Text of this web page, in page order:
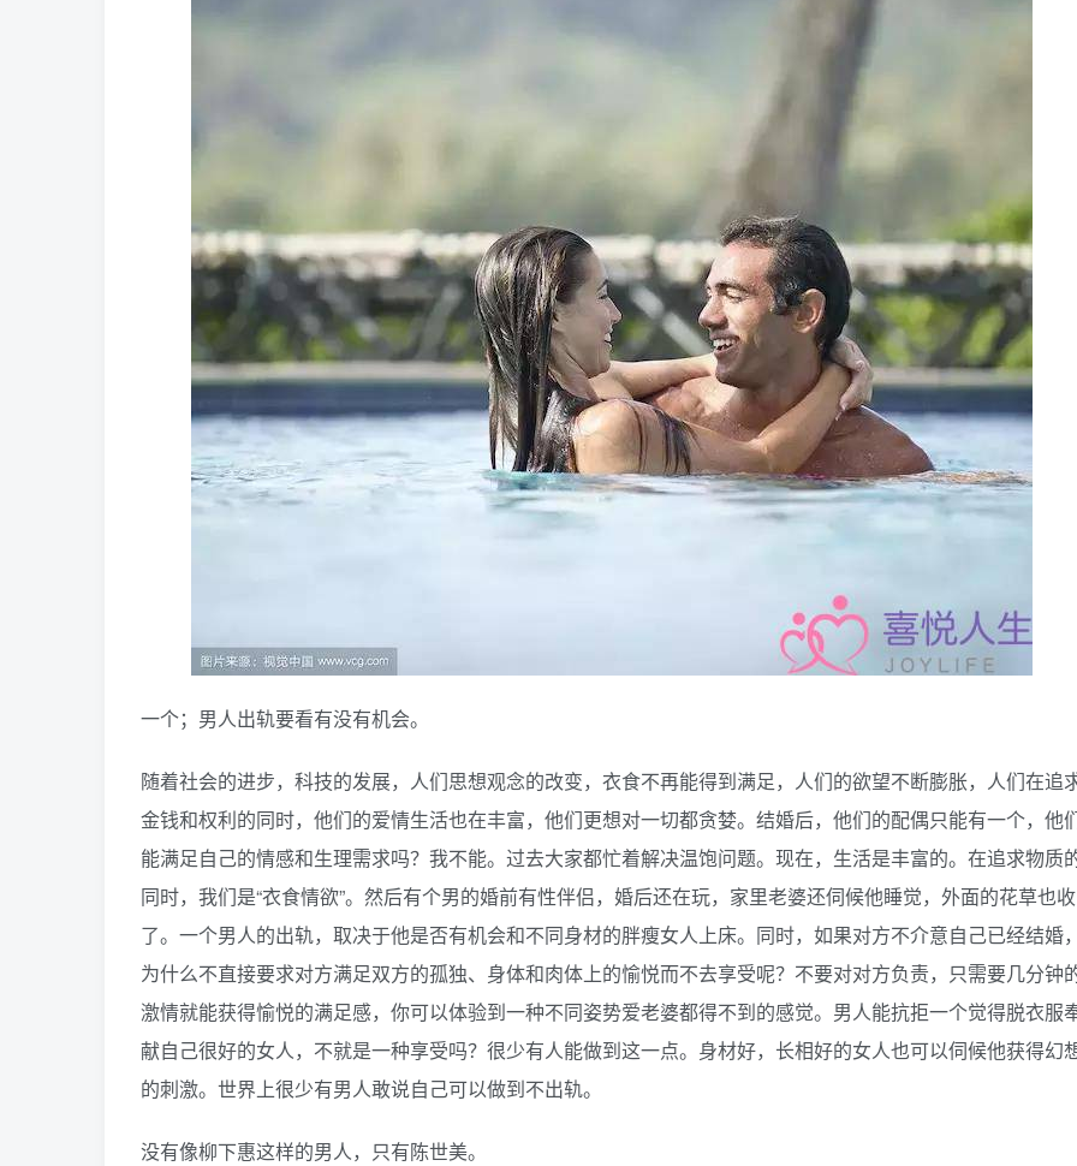
一个；男人出轨要看有没有机会。
随着社会的进步，科技的发展，人们思想观念的改变，衣食不再能得到满足，人们的欲望不断膨胀，人们在追
金钱和权利的同时，他们的爱情生活也在丰富，他们更想对一切都贪婪。结婚后，他们的配偶只能有一个，他
能满足自己的情感和生理需求吗？我不能。过去大家都忙着解决温饱问题。现在，生活是丰富的。在追求物质
同时，我们是“衣食情欲”。然后有个男的婚前有性伴侣，婚后还在玩，家里老婆还伺候他睡觉，外面的花草也收
了。一个男人的出轨，取决于他是否有机会和不同身材的胖瘦女人上床。同时，如果对方不介意自己已经结婚，
为什么不直接要求对方满足双方的孤独、身体和肉体上的愉悦而不去享受呢？不要对对方负责，只需要几分钟
激情就能获得愉悦的满足感，你可以体验到一种不同姿势爱老婆都得不到的感觉。男人能抗拒一个觉得脱衣服
献自己很好的女人，不就是一种享受吗？很少有人能做到这一点。身材好，长相好的女人也可以伺候他获得幻
的刺激。世界上很少有男人敢说自己可以做到不出轨。
没有像柳下惠这样的男人，只有陈世美。